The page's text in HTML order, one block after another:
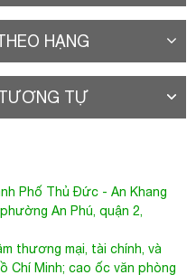
HẠNG
TỰ
Phố Thủ Đức - An Khang
An Phú, quận 2,
thương mại, tài chính, và
Chí Minh; cao ốc văn phòng